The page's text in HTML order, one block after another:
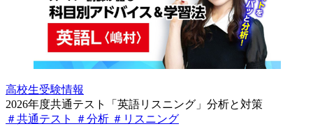
高校生受験情報
2026年度共通テスト「英語リスニング」分析と対策
＃共通テスト
＃分析 ＃リスニング